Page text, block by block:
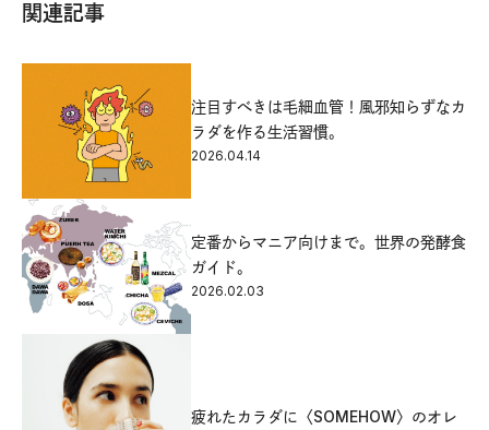
関連記事
注目すべきは毛細血管！風邪知らずなカ
ラダを作る生活習慣。
2026.04.14
定番からマニア向けまで。世界の発酵食
ガイド。
2026.02.03
疲れたカラダに〈SOMEHOW〉のオレ